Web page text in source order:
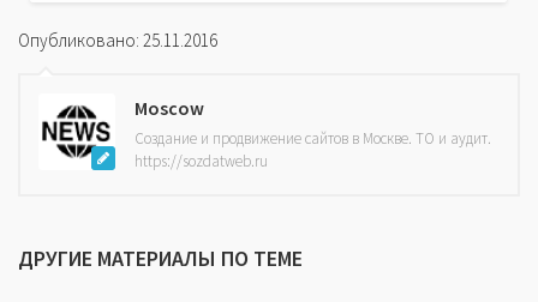
Опубликовано: 25.11.2016
Moscow
Создание и продвижение сайтов в Москве. ТО и аудит.
https://sozdatweb.ru
ДРУГИЕ МАТЕРИАЛЫ ПО ТЕМЕ